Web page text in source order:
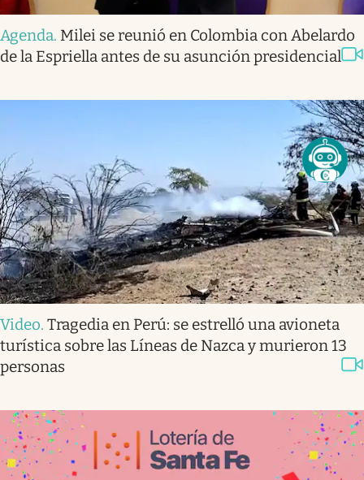
Agenda. Milei se reunió en Colombia con Abelardo
de la Espriella antes de su asunción presidencial
Video. Tragedia en Perú: se estrelló una avioneta
turística sobre las Líneas de Nazca y murieron 13
personas